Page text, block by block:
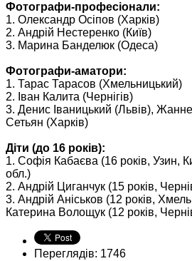
Фотографи-професіонали:
1. Олександр Осіпов (Харків)
2. Андрій Нестеренко (Київ)
3. Марина Банделюк (Одеса)
Фотографи-аматори:
1. Тарас Тарасов (Хмельницький)
2. Іван Калита (Чернігів)
3. Денис Іваницький (Львів),
Сетьян (Харків)
Діти (до 16 років):
1. Софія Кабаєва (16 років, Узин,
обл.)
2. Андрій Циганчук (15 років,
3. Андрій Аніськов (12 років,
Катерина Волощук (12 років,
Переглядів: 1746